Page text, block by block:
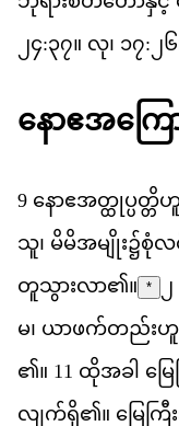
၂၄:၃၇။ လု၊ ၁၇:၂
နဧအ
9 နဧအတပတ
သူ၊ မမအမျိုး၌​စလ
တသလာ၏။ *
မ၊ ယဖကတညဟ
၏။ 11 ထအခ မ
လကရှိ၏။ မ က